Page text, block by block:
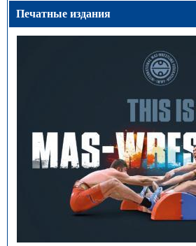
Печатные издания